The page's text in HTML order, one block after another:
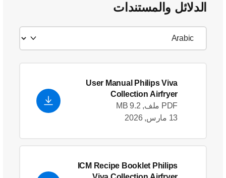
الدلائل والمستندات
User Manual Philips Viva
Collection Airfryer
PDF ملف, 9.2 MB
13 مارس, 2026
ICM Recipe Booklet Philips